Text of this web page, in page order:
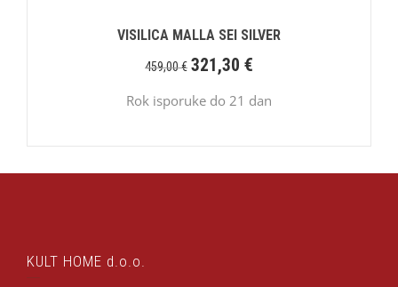
VISILICA MALLA SEI SILVER
459,00€ 321,30 €
Rok isporuke do 21 dan
KULT HOME d.o.o.